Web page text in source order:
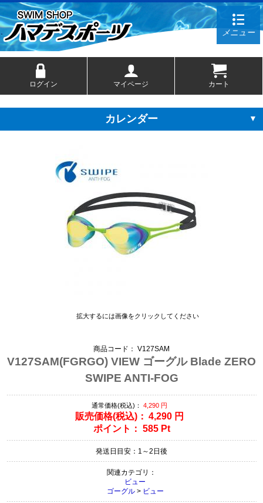
ログイン マイページ カート
メニュー
カレンダー
拡大するには画像をクリックしてください
商品コード： V127SAM
V127SAM(FGRGO) VIEW ゴーグル Blade ZERO
SWIPE ANTI-FOG
通常価格(税込)： 4,290円
販売価格(税込)： 4,290円
ポイント： 585Pt
発送日目安：1～2日後
関連カテゴリ：
ビュー
ゴーグル> ビュー